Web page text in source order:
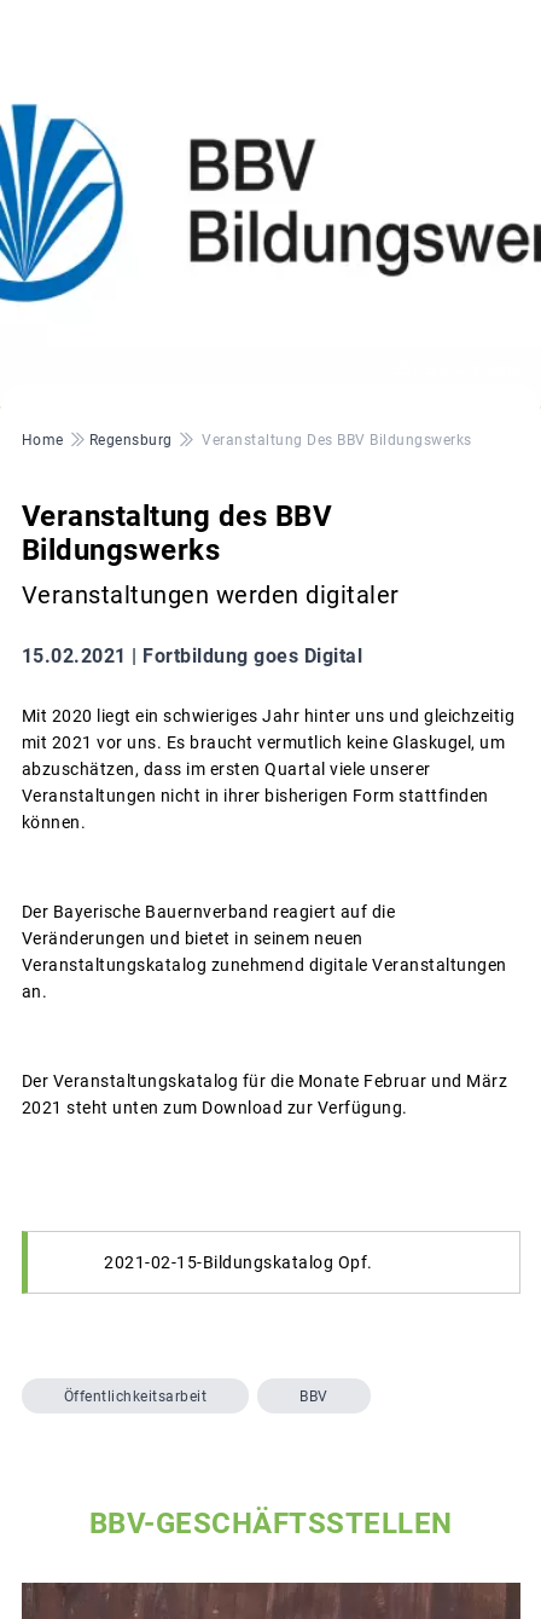
Pfadnavigation
Home Regensburg Veranstaltung Des BBV Bildungswerks
Veranstaltung des BBV
Bildungswerks
Veranstaltungen werden digitaler
15.02.2021 | Fortbildung goes Digital
Mit 2020 liegt ein schwieriges Jahr hinter uns und gleichzeitig
mit 2021 vor uns. Es braucht vermutlich keine Glaskugel, um
abzuschätzen, dass im ersten Quartal viele unserer
Veranstaltungen nicht in ihrer bisherigen Form stattfinden
können.
Der Bayerische Bauernverband reagiert auf die
Veränderungen und bietet in seinem neuen
Veranstaltungskatalog zunehmend digitale Veranstaltungen
an.
Der Veranstaltungskatalog für die Monate Februar und März
2021 steht unten zum Download zur Verfügung.
2021-02-15-Bildungskatalog Opf.
Öffentlichkeitsarbeit BBV
BBV-GESCHÄFTSSTELLEN